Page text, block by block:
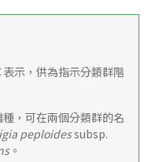
示，供為指示分類群階
，可在兩個分類群的名
peploides
。